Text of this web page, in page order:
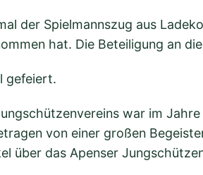
der Spielmannszug aus
hat. Die Beteiligung an
gefeiert.
war im
von einer großen
über das Apenser